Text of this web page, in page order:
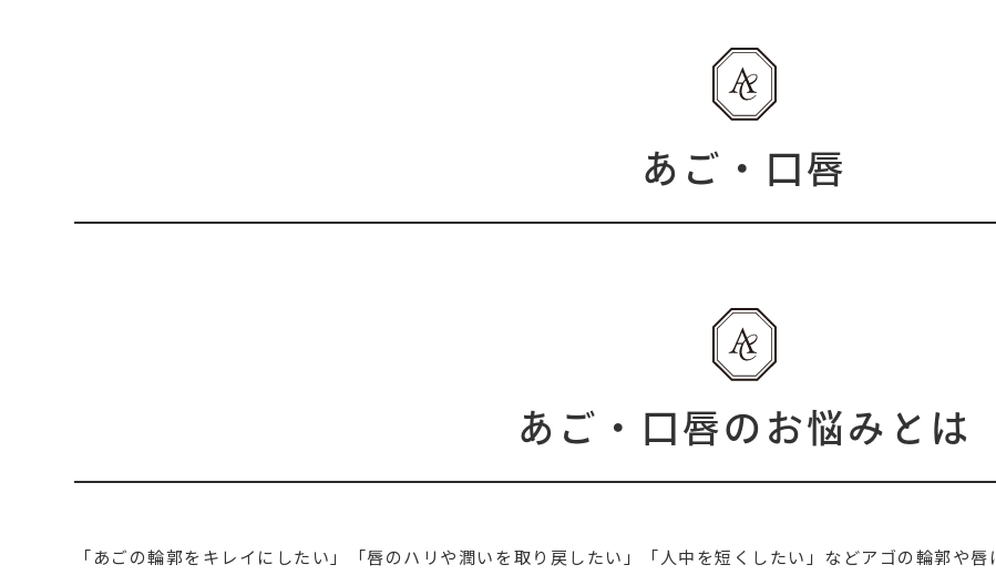
あご・口唇
あご・口唇のお悩みとは
「あごの輪郭をキレイにしたい」「唇のハリや潤いを取り戻したい」「人中を短くしたい」などアゴの輪郭や